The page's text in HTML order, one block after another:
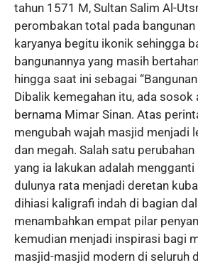
tahun 1571 M, Sultan Salim Al-
perombakan total pada bangunan
karyanya begitu ikonik sehingga
bangunannya yang masih
hingga saat ini sebagai
Dibalik kemegahan itu, ada sosok
bernama Mimar Sinan. Atas
mengubah wajah masjid menjadi
dan megah. Salah satu
yang ia lakukan adalah
dulunya rata menjadi deretan
dihiasi kaligrafi indah di bagian
menambahkan empat pilar
kemudian menjadi inspirasi bagi
masjid-masjid modern di seluruh